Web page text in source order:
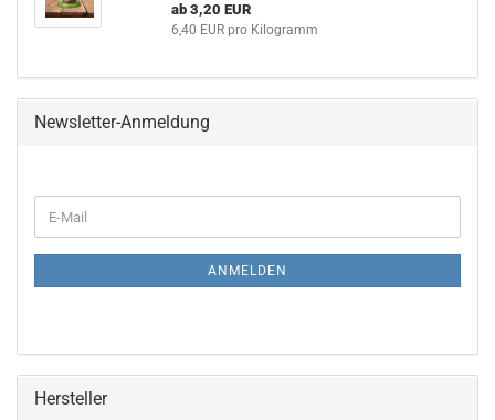
ab 3,20 EUR
6,40 EUR pro Kilogramm
Newsletter-Anmeldung
ZUR
E-
Mail
ANMELDEN
Hersteller